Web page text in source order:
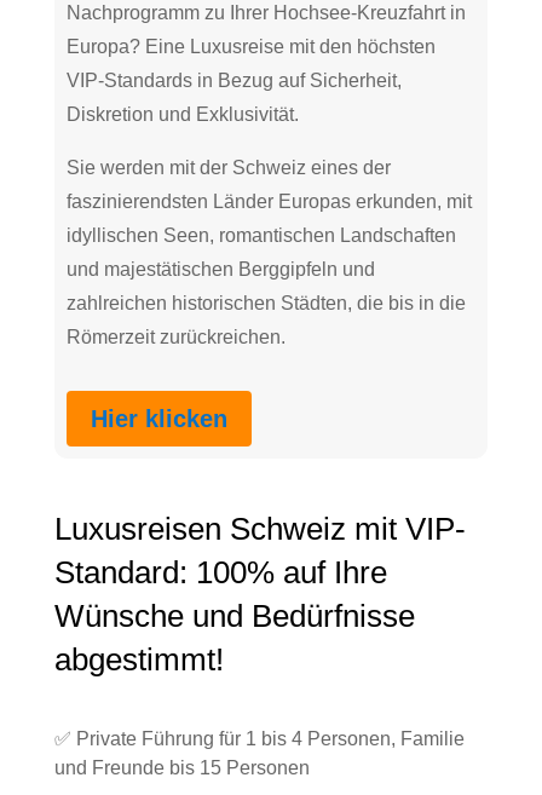
Nachprogramm zu Ihrer Hochsee-Kreuzfahrt in
Europa? Eine Luxusreise mit den höchsten
VIP-Standards in Bezug auf Sicherheit,
Diskretion und Exklusivität.
Sie werden mit der Schweiz eines der
faszinierendsten Länder Europas erkunden, mit
idyllischen Seen, romantischen Landschaften
und majestätischen Berggipfeln und
zahlreichen historischen Städten, die bis in die
Römerzeit zurückreichen.
Hier klicken
Luxusreisen Schweiz mit VIP-
Standard: 100% auf Ihre
Wünsche und Bedürfnisse
abgestimmt!
✅ Private Führung für 1 bis 4 Personen, Familie
und Freunde bis 15 Personen